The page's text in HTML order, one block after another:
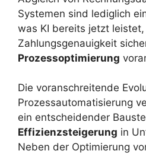
Systemen sind lediglich
was KI bereits jetzt leistet,
Zahlungsgenauigkeit
Prozessoptimierung
Die voranschreitende
Prozessautomatisierung
ein entscheidender
Effizienzsteigerung in
Neben der Optimierung